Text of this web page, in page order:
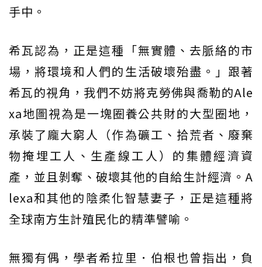
手中。
希瓦認為，正是這種「無實體、去脈絡的市
場，將環境和人們的生活破壞殆盡。」跟著
希瓦的視角，我們不妨將克勞佛與喬勒的Ale
xa地圖視為是一塊圈養公共財的大型圈地，
承裝了龐大窮人（作為礦工、拾荒者、廢棄
物掩埋工人、生產線工人）的集體經濟資
產，並且剝奪、破壞其他的自給生計經濟。A
lexa和其他的陰柔化智慧妻子，正是這種將
全球南方生計殖民化的精準譬喻。
無獨有偶，學者希拉里．伯根也曾指出，負